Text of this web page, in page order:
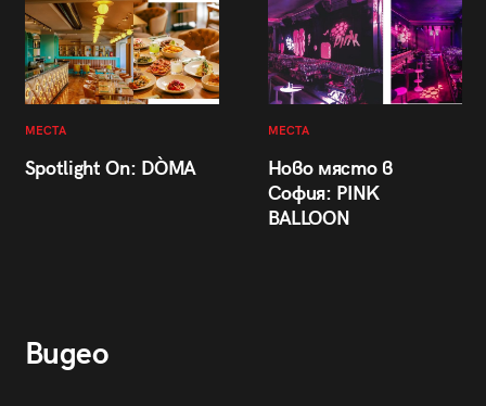
МЕСТА
Spotlight On: DÒMA
МЕСТА
Ново място в
София: PINK
BALLOON
Видео